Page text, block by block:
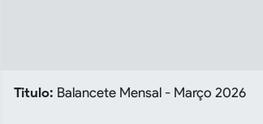
Titulo: Balancete Mensal - Março 2026